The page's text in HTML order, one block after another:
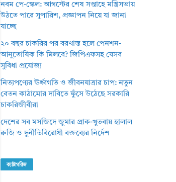
নবম পে-স্কেল: আগস্টের শেষ সপ্তাহে মন্ত্রিসভায়
উঠতে পারে সুপারিশ, প্রজ্ঞাপন নিয়ে যা জানা
যাচ্ছে
২০ বছর চাকরির পর বরখাস্ত হলে পেনশন-
আনুতোষিক কি মিলবে? জিপিএফসহ যেসব
সুবিধা প্রযোজ্য
নিত্যপণ্যের ঊর্ধ্বগতি ও জীবনযাত্রার চাপ: নতুন
বেতন কাঠামোর দাবিতে ফুঁসে উঠেছে সরকারি
চাকরিজীবীরা
দেশের সব মসজিদে জুমার প্রাক-খুতবায় হালাল
রুজি ও দুর্নীতিবিরোধী বক্তব্যের নির্দেশ
ক্যাটাগরিজ